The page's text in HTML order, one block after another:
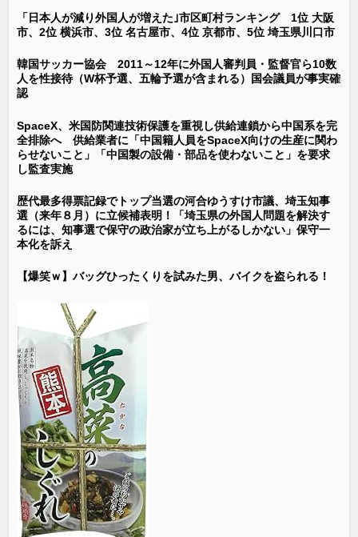
「日本人が減り外国人が増えた｣市区町村ランキング 1位 大阪
市、2位 横浜市、3位 名古屋市、4位 京都市、5位 埼玉県川口市
韓国サッカー協会 2011～12年に外国人審判員・監督官ら10数
人を性接待（W杯予選、五輪予選が含まれる）国会議員が事実確
認
SpaceX、米国防関連技術保護を重視し供給連鎖から中国系を完
全排除へ 供給業者に「中国籍人員をSpaceX向けの生産に関わ
らせないこと」「中国製の設備・部品を使わないこと」を要求
し監査実施
歴代最多得票記録でトップ当選の河合ゆうすけ市議、埼玉知事
選（来年８月）に立候補表明！「埼玉県の外国人問題を解決す
るには、知事選で保守の政治家が立ち上がるしかない」保守一
本化を訴え
【爆笑ｗ】バッグひったくりを試みた男、バイクを盗られる！